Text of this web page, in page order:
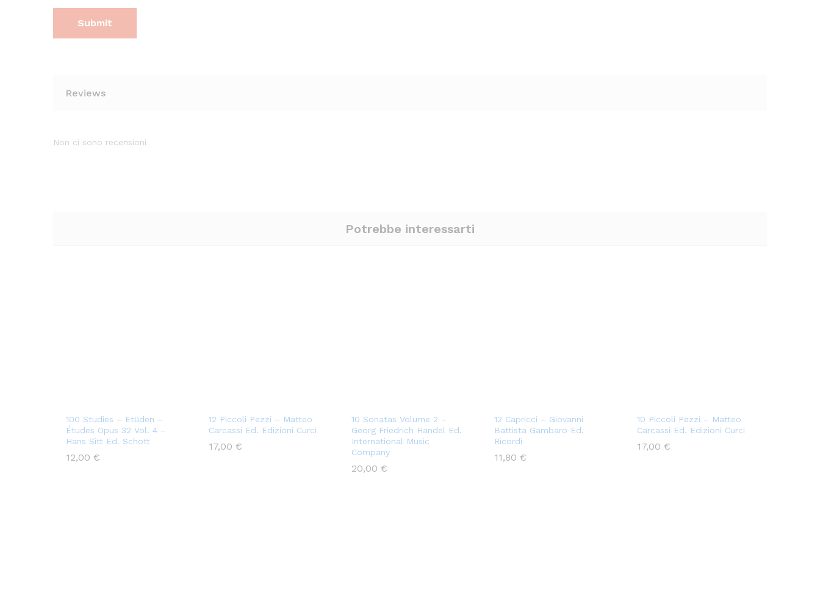
Reviews
Non ci sono recensioni
Potrebbe interessarti
100 Studies – Etüden –
Études Opus 32 Vol. 4 –
Hans Sitt Ed. Schott
12,00 €
12 Piccoli Pezzi – Matteo
Carcassi Ed. Edizioni Curci
17,00 €
10 Sonatas Volume 2 –
Georg Friedrich Händel Ed.
International Music
Company
20,00 €
12 Capricci – Giovanni
Battista Gambaro Ed.
Ricordi
11,80 €
10 Piccoli Pezzi – Matteo
Carcassi Ed. Edizioni Curci
17,00 €